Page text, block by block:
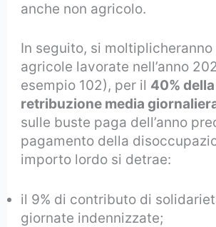
anche non agricolo.
In seguito, si
agricole lavorate nell’anno
esempio 102), per il 40% della
retribuzione media
sulle buste paga dell’anno
pagamento della
importo lordo si detrae:
il 9% di contributo di
giornate indennizzate;